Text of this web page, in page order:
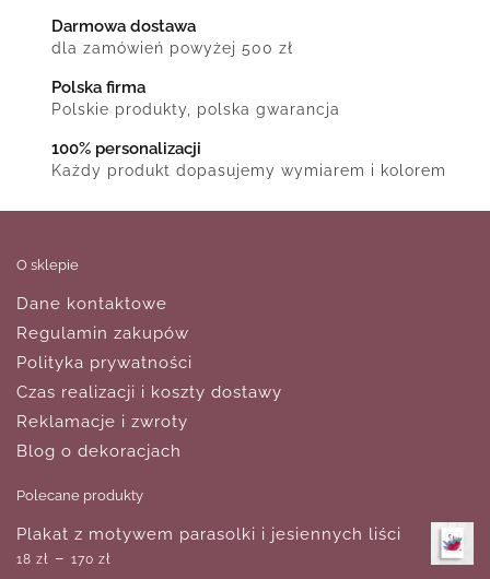
Darmowa dostawa
dla zamówień powyżej 500 zł
Polska firma
Polskie produkty, polska gwarancja
100% personalizacji
Każdy produkt dopasujemy wymiarem i kolorem
O sklepie
Dane kontaktowe
Regulamin zakupów
Polityka prywatności
Czas realizacji i koszty dostawy
Reklamacje i zwroty
Blog o dekoracjach
Polecane produkty
Plakat z motywem parasolki i jesiennych liści
18 zł – 170 zł